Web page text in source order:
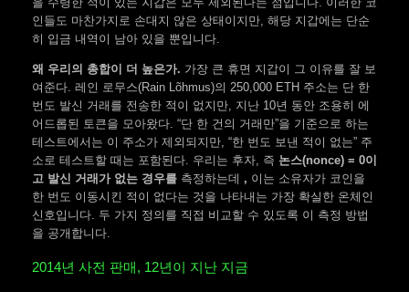
인들도 마찬가지로 손대지 않은 상태이지만, 해당 지갑에는 단순
히 입금 내역이 남아 있을 뿐입니다.
왜 우리의 총합이 더 높은가. 가장 큰 휴면 지갑이 그 이유를 잘 보
여준다. 레인 로무스(Rain Lõhmus)의 250,000 ETH 주소는 단 한
번도 발신 거래를 전송한 적이 없지만, 지난 10년 동안 조용히 에
어드롭된 토큰을 모아왔다. “단 한 건의 거래만”을 기준으로 하는
테스트에서는 이 주소가 제외되지만, “한 번도 보낸 적이 없는” 주
소로 테스트할 때는 포함된다. 우리는 후자, 즉 논스(nonce) = 0이
고 발신 거래가 없는 경우를 측정하는데 , 이는 소유자가 코인을
한 번도 이동시킨 적이 없다는 것을 나타내는 가장 확실한 온체인
신호입니다. 두 가지 정의를 직접 비교할 수 있도록 이 측정 방법
을 공개합니다.
2014년 사전 판매, 12년이 지난 지금